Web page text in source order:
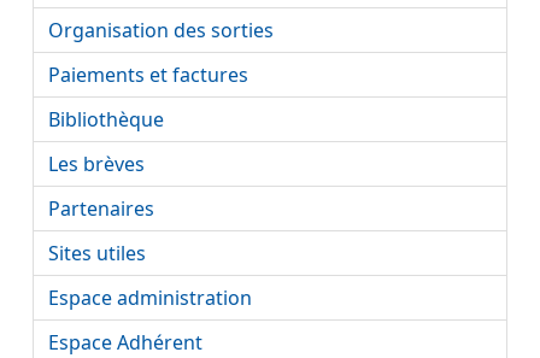
Organisation des sorties
Paiements et factures
Bibliothèque
Les brèves
Partenaires
Sites utiles
Espace administration
Espace Adhérent